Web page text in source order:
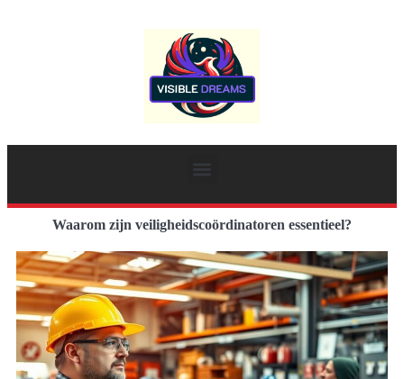
Waarom zijn veiligheidscoördinatoren essentieel?